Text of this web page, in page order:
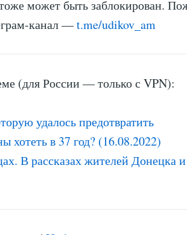
может быть заблокирован.
канал —t.me/udikov_am
(для России — только с VPN):
удалось предотвратить
в 37 год? (16.08.2022)
В рассказах жителей Донецка